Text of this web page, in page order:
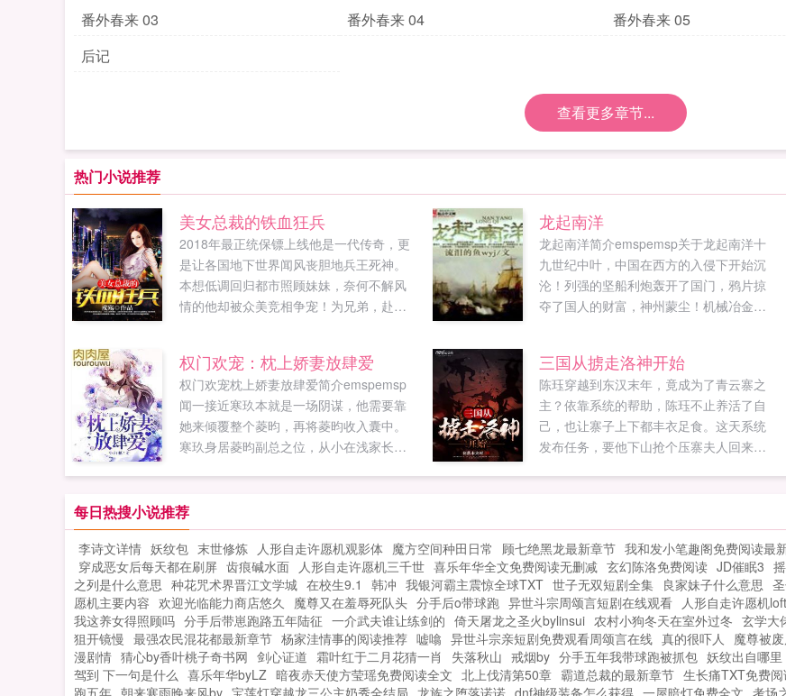
番外春来 03
番外春来 04 番外春来 05
后记
查看更多章节...
热门小说推荐
美女总裁的铁血狂兵
2018年最正统保镖上线他是一代传奇，更
是让各国地下世界闻风丧胆地兵王死神。
本想低调回归都市照顾妹妹，奈何不解风
情的他却被众美竞相争宠！为兄弟，赴汤
别忘记分享给朋友...
龙起南洋
龙起南洋简介emspemsp关于龙起南洋十
九世纪中叶，中国在西方的入侵下开始沉
沦！列强的坚船利炮轰开了国门，鸦片掠
夺了国人的财富，神州蒙尘！机械冶金双
族复兴！龙起南洋，纵横四海，终结风帆
时代！新书铁血强国正式上传，书友们多
多支持啊！...
权门欢宠：枕上娇妻放肆爱
权门欢宠枕上娇妻放肆爱简介emspemsp
闻一接近寒玖本就是一场阴谋，他需要靠
她来倾覆整个菱昀，再将菱昀收入囊中。
寒玖身居菱昀副总之位，从小在浅家长
只披着忠厚外衣的...
三国从掳走洛神开始
陈珏穿越到东汉末年，竟成为了青云寨之
主？依靠系统的帮助，陈珏不止养活了自
己，也让寨子上下都丰衣足食。这天系统
发布任务，要他下山抢个压寨夫人回来。
喜欢三国从掳走洛神开始，别忘记分享给
朋友...
每日热搜小说推荐
李诗文详情 妖纹包 末世修炼 人形自走许愿机观影体 魔方空间种田日常 顾七绝黑龙最新章节 我和发小笔趣阁免费阅读最
穿成恶女后每天都在刷屏 齿痕碱水面 人形自走许愿机三千世 喜乐年华全文免费阅读无删减 玄幻陈洛免费阅读 JD催眠3
之列是什么意思 种花咒术界晋江文学城 在校生9.1 韩冲 我银河霸主震惊全球TXT 世子无双短剧全集 良家妹子什么意思
愿机主要内容 欢迎光临能力商店悠久 魔尊又在羞辱死队头 分手后o带球跑 异世斗宗周颂言短剧在线观看 人形自走许愿机
我这养女得照顾吗 分手后带崽跑路五年陆征 一介武夫谁让练剑的 倚天屠龙之圣火bylinsui 农村小狗冬天在室外过冬 玄学大
狙开镜慢 最强农民混花都最新章节 杨家洼情事的阅读推荐 嘘噏 异世斗宗亲短剧免费观看周颂言在线 真的很吓人 魔尊被
漫剧情 猜心by香叶桃子奇书网 剑心证道 霜叶红于二月花猜一肖 失落秋山 戒烟by 分手五年我带球跑被抓包 妖纹出自哪里
驾到 下一句是什么 喜乐年华byLZ 暗夜赤天使方莹瑶免费阅读全文 北上伐清第50章 霸道总裁的最新章节 生长痛TXT免费
跑五年 朝来寒雨晚来风by 宝莲灯穿越龙三公主奶秀全结局 龙族之堕落诺诺 dnf神级装备怎么获得 一屋暗灯免费全文 考场